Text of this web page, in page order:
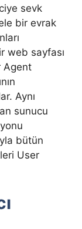
sevk
bir evrak
web sayfası
Agent
Aynı
sunucu
bütün
User